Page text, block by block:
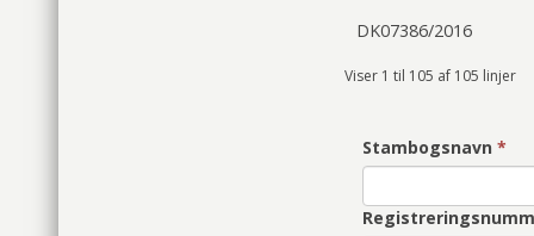
DK07386/2016
Viser 1 til 105 af 105 linjer
Stambogsnavn *